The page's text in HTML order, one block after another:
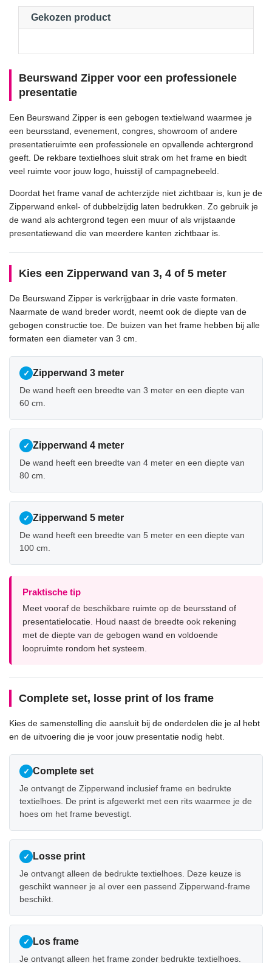
Gekozen product
Beurswand Zipper voor een professionele
presentatie
Een Beurswand Zipper is een gebogen textielwand waarmee je
een beursstand, evenement, congres, showroom of andere
presentatieruimte een professionele en opvallende achtergrond
geeft. De rekbare textielhoes sluit strak om het frame en biedt
veel ruimte voor jouw logo, huisstijl of campagnebeeld.
Doordat het frame vanaf de achterzijde niet zichtbaar is, kun je de
Zipperwand enkel- of dubbelzijdig laten bedrukken. Zo gebruik je
de wand als achtergrond tegen een muur of als vrijstaande
presentatiewand die van meerdere kanten zichtbaar is.
Kies een Zipperwand van 3, 4 of 5 meter
De Beurswand Zipper is verkrijgbaar in drie vaste formaten.
Naarmate de wand breder wordt, neemt ook de diepte van de
gebogen constructie toe. De buizen van het frame hebben bij alle
formaten een diameter van 3 cm.
✓ Zipperwand 3 meter
De wand heeft een breedte van 3 meter en een diepte van
60 cm.
✓ Zipperwand 4 meter
De wand heeft een breedte van 4 meter en een diepte van
80 cm.
✓ Zipperwand 5 meter
De wand heeft een breedte van 5 meter en een diepte van
100 cm.
Praktische tip
Meet vooraf de beschikbare ruimte op de beursstand of
presentatielocatie. Houd naast de breedte ook rekening
met de diepte van de gebogen wand en voldoende
loopruimte rondom het systeem.
Complete set, losse print of los frame
Kies de samenstelling die aansluit bij de onderdelen die je al hebt
en de uitvoering die je voor jouw presentatie nodig hebt.
✓ Complete set
Je ontvangt de Zipperwand inclusief frame en bedrukte
textielhoes. De print is afgewerkt met een rits waarmee je de
hoes om het frame bevestigt.
✓ Losse print
Je ontvangt alleen de bedrukte textielhoes. Deze keuze is
geschikt wanneer je al over een passend Zipperwand-frame
beschikt.
✓ Los frame
Je ontvangt alleen het frame zonder bedrukte textielhoes.